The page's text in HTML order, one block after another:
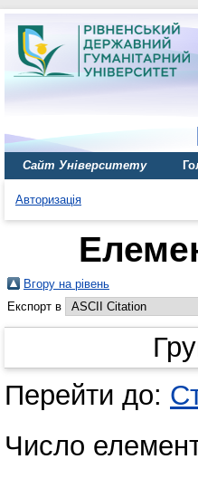
Сайт Університету
Авторизація
Вгору на рівень
Експорт в
Перейти до:
Число